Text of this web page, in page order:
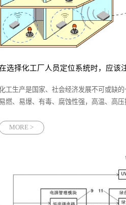
选择化工厂人员定位系统时，应该
工生产是国家、社会经济发展不可或缺
燃、易爆、有毒、腐蚀性强，高温、高
。因此，搞好化工企业的安全生产，尤
MORE >